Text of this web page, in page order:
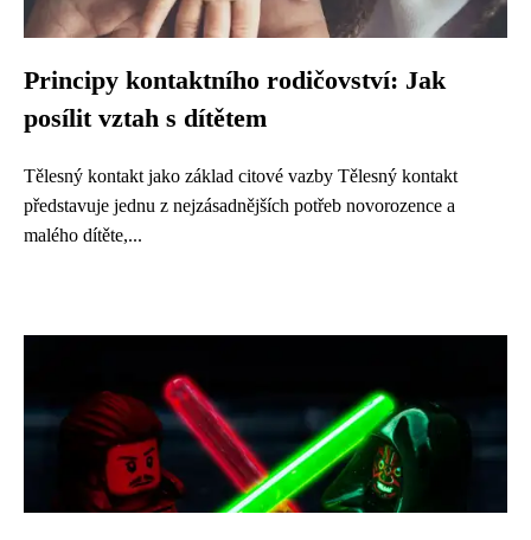
Principy kontaktního rodičovství: Jak
posílit vztah s dítětem
Tělesný kontakt jako základ citové vazby Tělesný kontakt
představuje jednu z nejzásadnějších potřeb novorozence a
malého dítěte,...